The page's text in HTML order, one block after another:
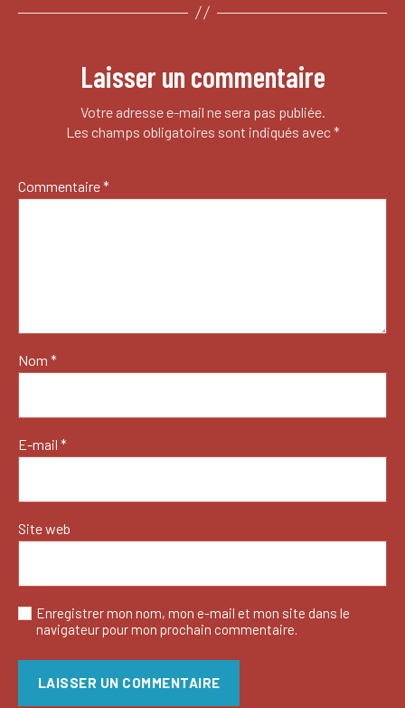
Laisser un commentaire
Votre adresse e-mail ne sera pas publiée.
Les champs obligatoires sont indiqués avec*
Commentaire*
Nom *
E-mail *
Site web
Enregistrer mon nom, mon e-mail et mon site dans le
navigateur pour mon prochain commentaire.